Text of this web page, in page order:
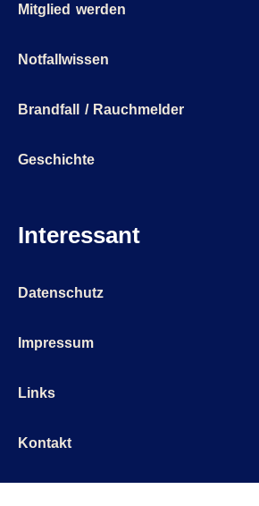
Mitglied werden
Notfallwissen
Brandfall / Rauchmelder
Geschichte
Interessant
Datenschutz
Impressum
Links
Kontakt